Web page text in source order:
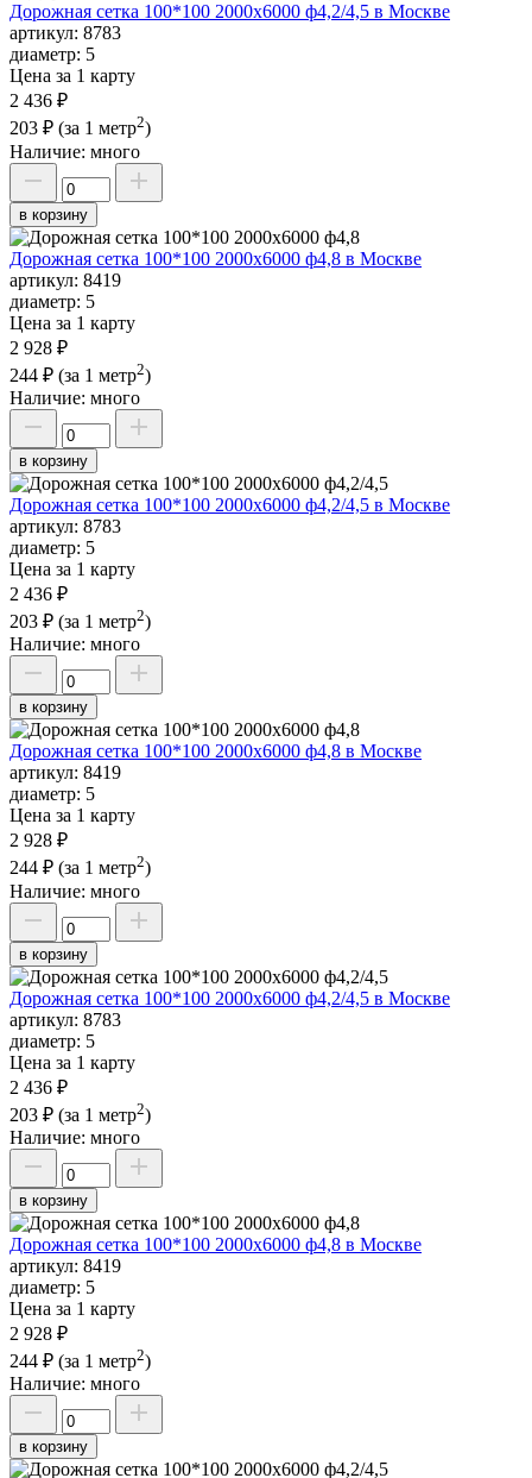
Дорожная сетка 100*100 2000х6000 ф4,2/4,5 в Москве
артикул: 8783
диаметр: 5
Цена за 1 карту
2 436 ₽
203 ₽ (за 1 метр2)
Наличие: много
в корзину
Дорожная сетка 100*100 2000х6000 ф4,8 в Москве
артикул: 8419
диаметр: 5
Цена за 1 карту
2 928 ₽
244 ₽ (за 1 метр2)
Наличие: много
в корзину
Дорожная сетка 100*100 2000х6000 ф4,2/4,5 в Москве
артикул: 8783
диаметр: 5
Цена за 1 карту
2 436 ₽
203 ₽ (за 1 метр2)
Наличие: много
в корзину
Дорожная сетка 100*100 2000х6000 ф4,8 в Москве
артикул: 8419
диаметр: 5
Цена за 1 карту
2 928 ₽
244 ₽ (за 1 метр2)
Наличие: много
в корзину
Дорожная сетка 100*100 2000х6000 ф4,2/4,5 в Москве
артикул: 8783
диаметр: 5
Цена за 1 карту
2 436 ₽
203 ₽ (за 1 метр2)
Наличие: много
в корзину
Дорожная сетка 100*100 2000х6000 ф4,8 в Москве
артикул: 8419
диаметр: 5
Цена за 1 карту
2 928 ₽
244 ₽ (за 1 метр2)
Наличие: много
в корзину